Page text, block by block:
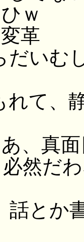
ｗ
革
だいむ
れて、
、真
然だ
話とか